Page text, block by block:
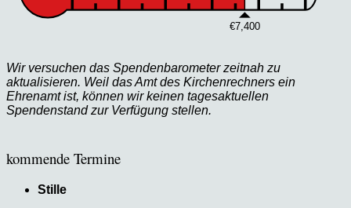
€7,400
Wir versuchen das Spendenbarometer zeitnah zu
aktualisieren. Weil das Amt des Kirchenrechners ein
Ehrenamt ist, können wir keinen tagesaktuellen
Spendenstand zur Verfügung stellen.
kommende Termine
Stille